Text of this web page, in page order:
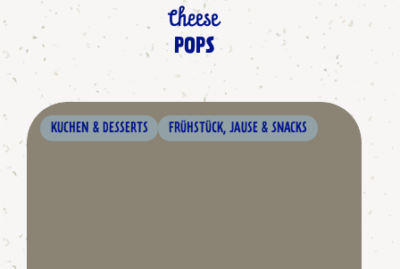
Cheese
POPS
KUCHEN & DESSERTS FRÜHSTÜCK, JAUSE & SNACKS